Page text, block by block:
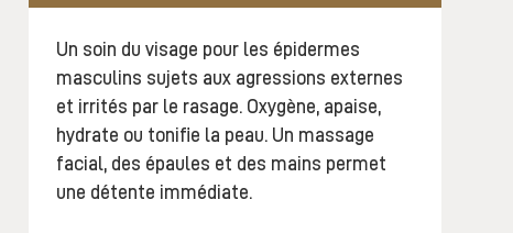
Un soin du visage pour les épidermes
masculins sujets aux agressions externes
et irrités par le rasage. Oxygène, apaise,
hydrate ou tonifie la peau. Un massage
facial, des épaules et des mains permet
une détente immédiate.